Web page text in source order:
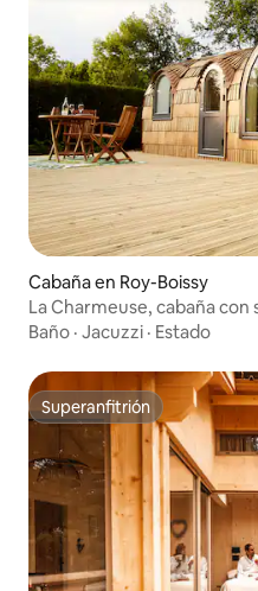
Cabaña en Roy-Boissy
La Charmeuse, cabaña con
Baño · Jacuzzi · Estado
Superanfitrión
Superanfitrión